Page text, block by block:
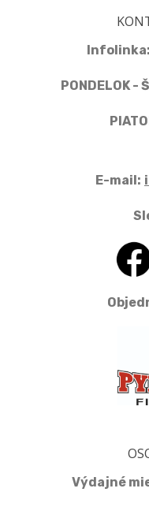
Infolinka:
PONDELOK -
E-mail:
Výdajné